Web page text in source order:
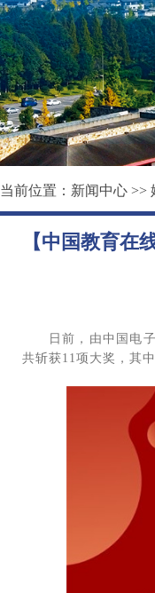
当前位置： 新闻中心 >>
【中国教育在
日前，由中国电
共斩获11项大奖，其